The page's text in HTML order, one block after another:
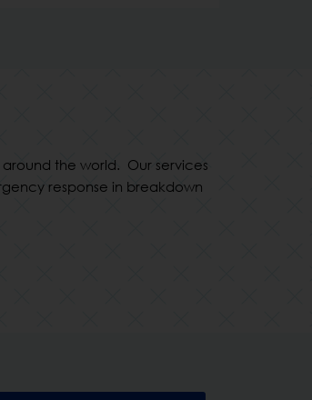
the world. Our services
response in breakdown